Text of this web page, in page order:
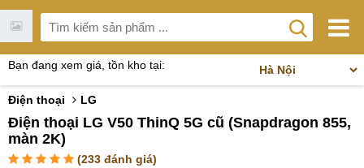
Bạn đang xem giá, tồn kho tại:
Điện thoại LG
Điện thoại LG V50 ThinQ 5G cũ (Snapdragon 855,
màn 2K)
(233 đánh giá)